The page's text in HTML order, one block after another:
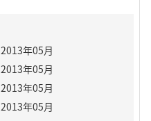
2013年05月
2013年05月
2013年05月
2013年05月